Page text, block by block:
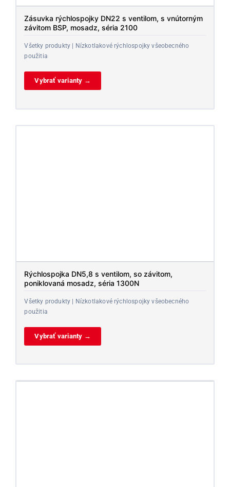
Zásuvka rýchlospojky DN22 s ventilom, s vnútorným
závitom BSP, mosadz, séria 2100
Všetky produkty | Nízkotlakové rýchlospojky všeobecného
použitia
Vybrať varianty →
Rýchlospojka DN5,8 s ventilom, so závitom,
poniklovaná mosadz, séria 1300N
Všetky produkty | Nízkotlakové rýchlospojky všeobecného
použitia
Vybrať varianty →